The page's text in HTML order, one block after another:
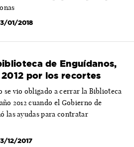
01/2018
de Enguídanos,
por los recortes
se vio obligado a cerrar la Biblioteca
2012 cuando el Gobierno de
las ayudas para contratar
12/2017